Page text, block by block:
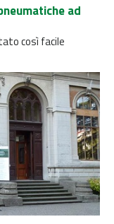
ad
così facile